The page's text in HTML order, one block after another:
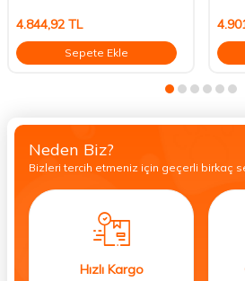
4.844,92 TL
Sepete Ekle
Neden Biz?
Bizleri tercih etmeniz için geçerli birkaç
Hızlı Kargo